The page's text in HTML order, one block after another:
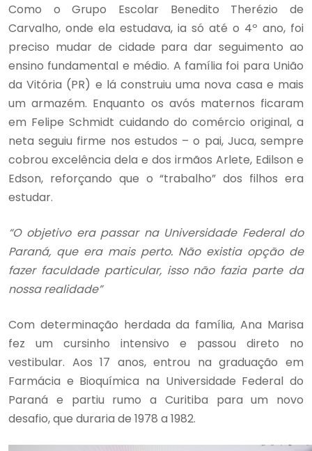
Como o Grupo Escolar Benedito Therézio de
Carvalho, onde ela estudava, ia só até o 4º ano, foi
preciso mudar de cidade para dar seguimento ao
ensino fundamental e médio. A família foi para União
da Vitória (PR) e lá construiu uma nova casa e mais
um armazém. Enquanto os avós maternos ficaram
em Felipe Schmidt cuidando do comércio original, a
neta seguiu firme nos estudos – o pai, Juca, sempre
cobrou excelência dela e dos irmãos Arlete, Edilson e
Edson, reforçando que o “trabalho” dos filhos era
estudar.
“O objetivo era passar na Universidade Federal do
Paraná, que era mais perto. Não existia opção de
fazer faculdade particular, isso não fazia parte da
nossa realidade”
Com determinação herdada da família, Ana Marisa
fez um cursinho intensivo e passou direto no
vestibular. Aos 17 anos, entrou na graduação em
Farmácia e Bioquímica na Universidade Federal do
Paraná e partiu rumo a Curitiba para um novo
desafio, que duraria de 1978 a 1982.